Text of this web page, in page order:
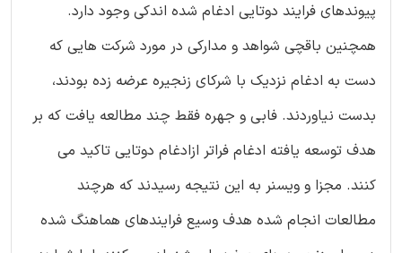
پیوندهای فرایند دوتایی ادغام شده اندکی وجود دارد.
همچنین باقچی شواهد و مدارکی در مورد شرکت هایی که
دست به ادغام نزدیک با شرکای زنجیره عرضه زده بودند،
بدست نیاوردند. فابی و جهره فقط چند مطالعه یافت که بر
هدف توسعه یافته ادغام فراتر ازادغام دوتایی تاکید می
کنند. مجزا و ویسنر به این نتیجه رسیدند که هرچند
مطالعات انجام شده هدف وسیع فرایندهای هماهنگ شده